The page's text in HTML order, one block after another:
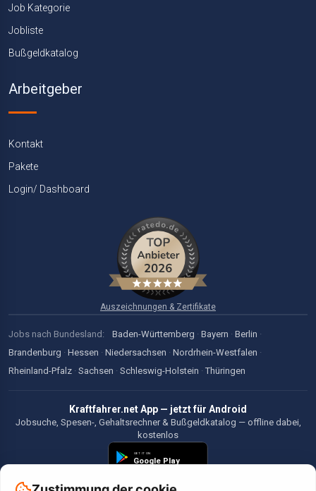
Job Kategorie
Jobliste
Bußgeldkatalog
Arbeitgeber
Kontakt
Pakete
Login/ Dashboard
Auszeichnungen & Zertifikate
Jobs nach Bundesland: Baden-Württemberg · Bayern · Berlin ·
Brandenburg · Hessen · Niedersachsen · Nordrhein-Westfalen ·
Rheinland-Pfalz · Sachsen · Schleswig-Holstein · Thüringen
Kraftfahrer.net App — jetzt für Android
Jobsuche, Spesen-, Gehaltsrechner & Bußgeldkatalog — offline dabei,
kostenlos